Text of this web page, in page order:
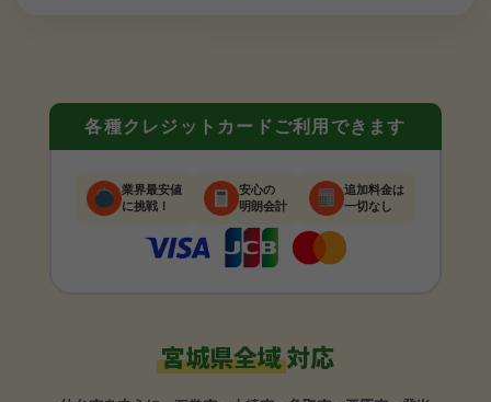
各種クレジットカードご利用できます
業界最安値
に挑戦！
安心の
明朗会計
追加料金は
一切なし
宮城県全域対応